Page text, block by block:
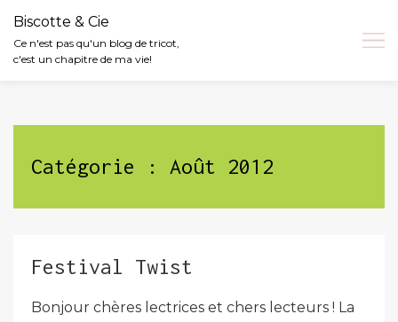
Biscotte & Cie
Ce n'est pas qu'un blog de tricot,
c'est un chapitre de ma vie!
Catégorie : Août 2012
Festival Twist
Bonjour chères lectrices et chers lecteurs ! La